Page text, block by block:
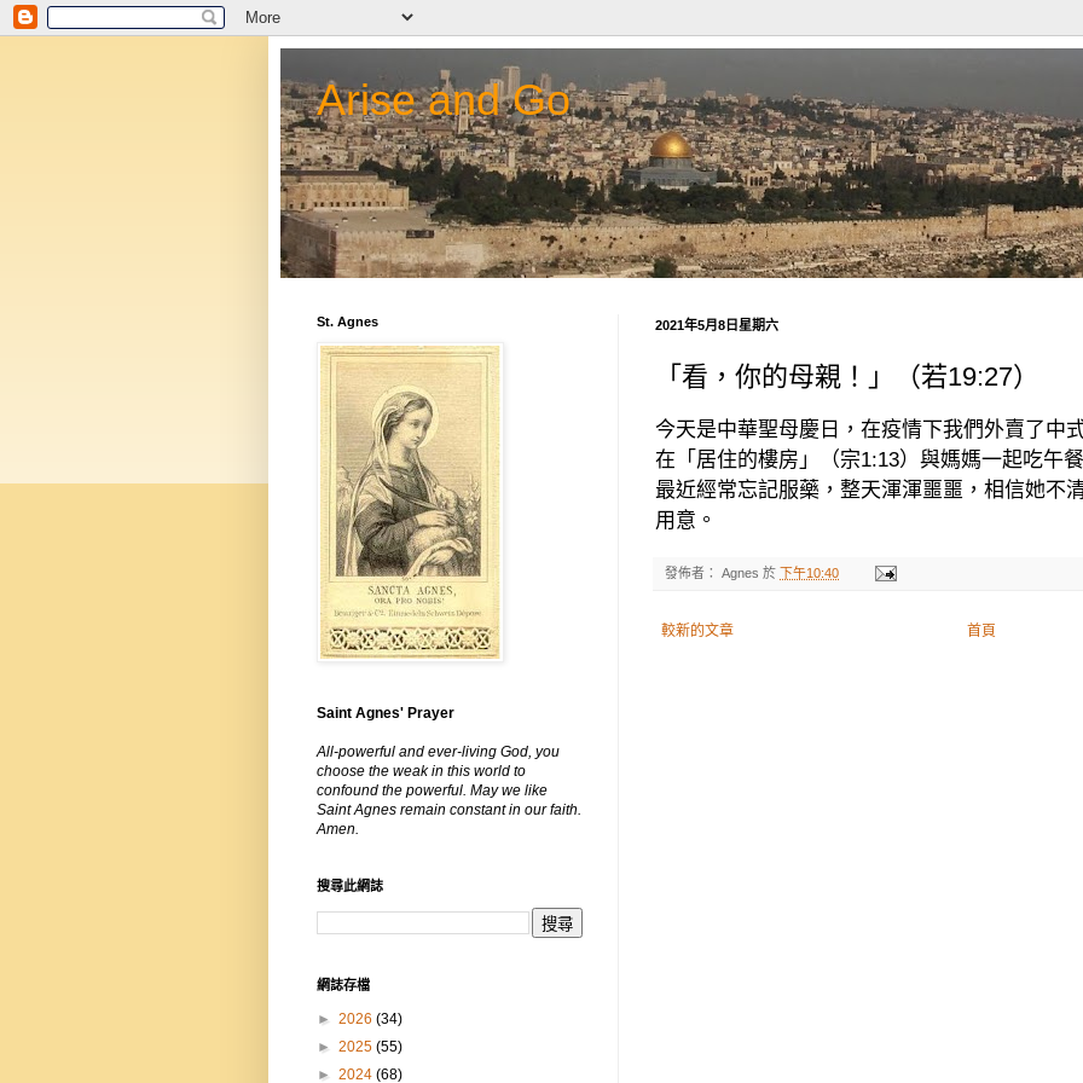
Arise and Go
2021年5月8日星期六
「看，你的母親！」（若19:27）
今天是中華聖母慶日，在疫情下我們外賣了中
在「居住的樓房」（宗1:13）與媽媽一起吃午
最近經常忘記服藥，整天渾渾噩噩，相信她不
用意。
發佈者： Agnes 於 下午10:40
較新的文章 首頁
St. Agnes
Saint Agnes' Prayer
All-powerful and ever-living God, you
choose the weak in this world to
confound the powerful. May we like
Saint Agnes remain constant in our faith.
Amen.
搜尋此網誌
網誌存檔
► 2026 (34)
► 2025 (55)
► 2024 (68)